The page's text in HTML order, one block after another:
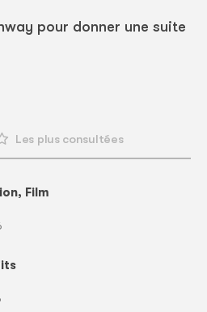
pour donner une suite
Les plus consultées
Film